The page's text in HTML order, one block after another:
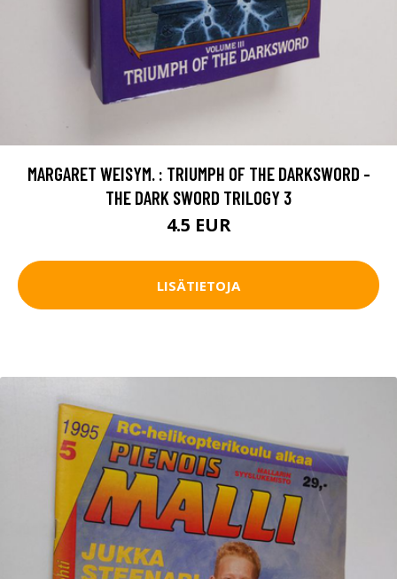
MARGARET WEISYM. : TRIUMPH OF THE DARKSWORD -
THE DARK SWORD TRILOGY 3
4.5 EUR
LISÄTIETOJA